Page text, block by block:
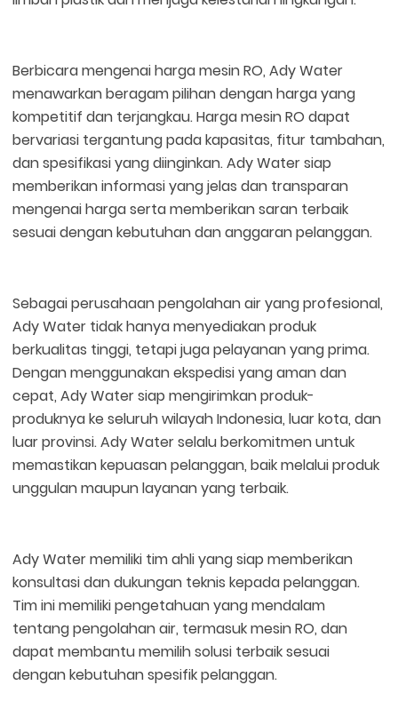
Berbicara mengenai harga mesin RO, Ady Water
menawarkan beragam pilihan dengan harga yang
kompetitif dan terjangkau. Harga mesin RO dapat
bervariasi tergantung pada kapasitas, fitur tambahan,
dan spesifikasi yang diinginkan. Ady Water siap
memberikan informasi yang jelas dan transparan
mengenai harga serta memberikan saran terbaik
sesuai dengan kebutuhan dan anggaran pelanggan.
Sebagai perusahaan pengolahan air yang profesional,
Ady Water tidak hanya menyediakan produk
berkualitas tinggi, tetapi juga pelayanan yang prima.
Dengan menggunakan ekspedisi yang aman dan
cepat, Ady Water siap mengirimkan produk-
produknya ke seluruh wilayah Indonesia, luar kota, dan
luar provinsi. Ady Water selalu berkomitmen untuk
memastikan kepuasan pelanggan, baik melalui produk
unggulan maupun layanan yang terbaik.
Ady Water memiliki tim ahli yang siap memberikan
konsultasi dan dukungan teknis kepada pelanggan.
Tim ini memiliki pengetahuan yang mendalam
tentang pengolahan air, termasuk mesin RO, dan
dapat membantu memilih solusi terbaik sesuai
dengan kebutuhan spesifik pelanggan.